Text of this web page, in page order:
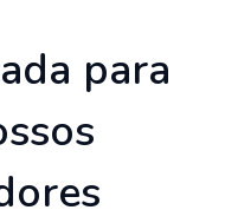
para